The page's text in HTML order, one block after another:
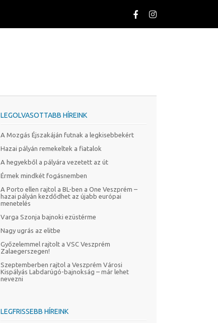
LEGOLVASOTTABB HÍREINK
A Mozgás Éjszakáján futnak a legkisebbekért
Hazai pályán remekeltek a fiatalok
A hegyekből a pályára vezetett az út
Érmek mindkét fogásnemben
A Porto ellen rajtol a BL-ben a One Veszprém –
hazai pályán kezdődhet az újabb európai
menetelés
Varga Szonja bajnoki ezüstérme
Nagy ugrás az elitbe
Győzelemmel rajtolt a VSC Veszprém
Zalaegerszegen!
Szeptemberben rajtol a Veszprém Városi
Kispályás Labdarúgó-bajnokság – már lehet
nevezni
LEGFRISSEBB HÍREINK